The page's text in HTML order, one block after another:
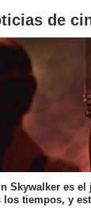
de
Skywalker es
los tiempos, y